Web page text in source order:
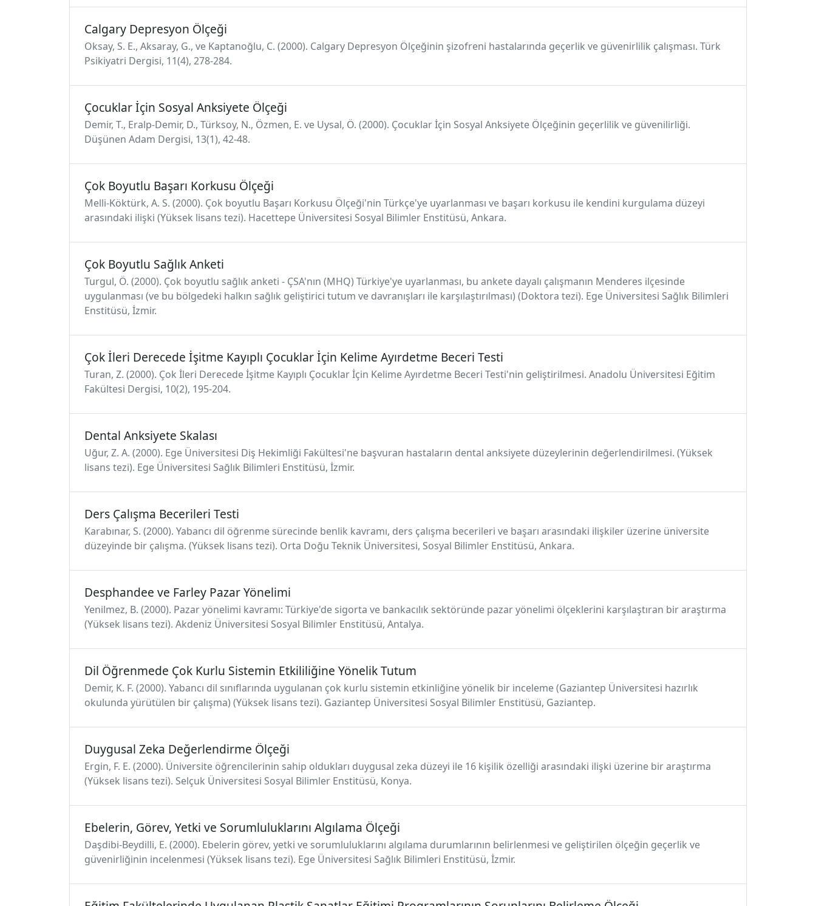
Calgary Depresyon Ölçeği
Oksay, S. E., Aksaray, G., ve Kaptanoğlu, C. (2000). Calgary Depresyon Ölçeğinin şizofreni hastalarında geçerlik ve güvenirlilik çalışması. Türk
Psikiyatri Dergisi, 11(4), 278-284.
Çocuklar İçin Sosyal Anksiyete Ölçeği
Demir, T., Eralp-Demir, D., Türksoy, N., Özmen, E. ve Uysal, Ö. (2000). Çocuklar İçin Sosyal Anksiyete Ölçeğinin geçerlilik ve güvenilirliği.
Düşünen Adam Dergisi, 13(1), 42-48.
Çok Boyutlu Başarı Korkusu Ölçeği
Melli-Köktürk, A. S. (2000). Çok boyutlu Başarı Korkusu Ölçeği'nin Türkçe'ye uyarlanması ve başarı korkusu ile kendini kurgulama düzeyi
arasındaki ilişki (Yüksek lisans tezi). Hacettepe Üniversitesi Sosyal Bilimler Enstitüsü, Ankara.
Çok Boyutlu Sağlık Anketi
Turgul, Ö. (2000). Çok boyutlu sağlık anketi - ÇSA'nın (MHQ) Türkiye'ye uyarlanması, bu ankete dayalı çalışmanın Menderes ilçesinde
uygulanması (ve bu bölgedeki halkın sağlık geliştirici tutum ve davranışları ile karşılaştırılması) (Doktora tezi). Ege Üniversitesi Sağlık Bilimleri
Enstitüsü, İzmir.
Çok İleri Derecede İşitme Kayıplı Çocuklar İçin Kelime Ayırdetme Beceri Testi
Turan, Z. (2000). Çok İleri Derecede İşitme Kayıplı Çocuklar İçin Kelime Ayırdetme Beceri Testi'nin geliştirilmesi. Anadolu Üniversitesi Eğitim
Fakültesi Dergisi, 10(2), 195-204.
Dental Anksiyete Skalası
Uğur, Z. A. (2000). Ege Üniversitesi Diş Hekimliği Fakültesi'ne başvuran hastaların dental anksiyete düzeylerinin değerlendirilmesi. (Yüksek
lisans tezi). Ege Üniversitesi Sağlık Bilimleri Enstitüsü, İzmir.
Ders Çalışma Becerileri Testi
Karabınar, S. (2000). Yabancı dil öğrenme sürecinde benlik kavramı, ders çalışma becerileri ve başarı arasındaki ilişkiler üzerine üniversite
düzeyinde bir çalışma. (Yüksek lisans tezi). Orta Doğu Teknik Üniversitesi, Sosyal Bilimler Enstitüsü, Ankara.
Desphandee ve Farley Pazar Yönelimi
Yenilmez, B. (2000). Pazar yönelimi kavramı: Türkiye'de sigorta ve bankacılık sektöründe pazar yönelimi ölçeklerini karşılaştıran bir araştırma
(Yüksek lisans tezi). Akdeniz Üniversitesi Sosyal Bilimler Enstitüsü, Antalya.
Dil Öğrenmede Çok Kurlu Sistemin Etkililiğine Yönelik Tutum
Demir, K. F. (2000). Yabancı dil sınıflarında uygulanan çok kurlu sistemin etkinliğine yönelik bir inceleme (Gaziantep Üniversitesi hazırlık
okulunda yürütülen bir çalışma) (Yüksek lisans tezi). Gaziantep Üniversitesi Sosyal Bilimler Enstitüsü, Gaziantep.
Duygusal Zeka Değerlendirme Ölçeği
Ergin, F. E. (2000). Üniversite öğrencilerinin sahip oldukları duygusal zeka düzeyi ile 16 kişilik özelliği arasındaki ilişki üzerine bir araştırma
(Yüksek lisans tezi). Selçuk Üniversitesi Sosyal Bilimler Enstitüsü, Konya.
Ebelerin, Görev, Yetki ve Sorumluluklarını Algılama Ölçeği
Daşdibi-Beydilli, E. (2000). Ebelerin görev, yetki ve sorumluluklarını algılama durumlarının belirlenmesi ve geliştirilen ölçeğin geçerlik ve
güvenirliğinin incelenmesi (Yüksek lisans tezi). Ege Üniversitesi Sağlık Bilimleri Enstitüsü, İzmir.